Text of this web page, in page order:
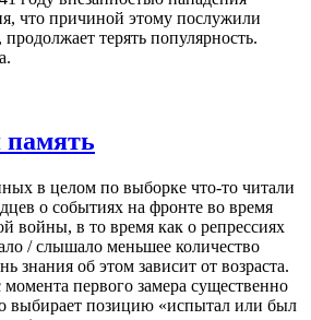
что причиной этому послужили
терять популярность.
память
в целом по выборке что-то читали
о событиях на фронте во время
войны, в то время как о репрессиях
/ слышало меньшее количество
знания об этом зависит от возраста.
первого замера существенно
выбирает позицию «испытал или был